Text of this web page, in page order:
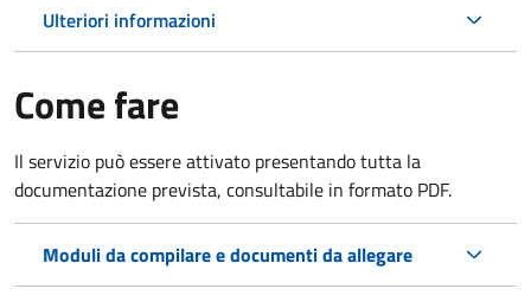
Ulteriori informazioni
Come fare
Il servizio può essere attivato presentando tutta la
documentazione prevista, consultabile in formato PDF.
Moduli da compilare e documenti da allegare